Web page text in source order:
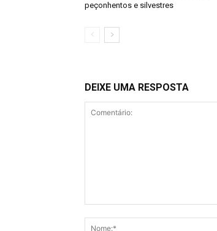
peçonhentos e silvestres
DEIXE UMA RESPOSTA